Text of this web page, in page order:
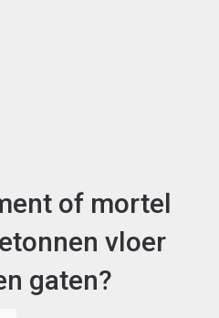
of mortel
vloer
gaten?